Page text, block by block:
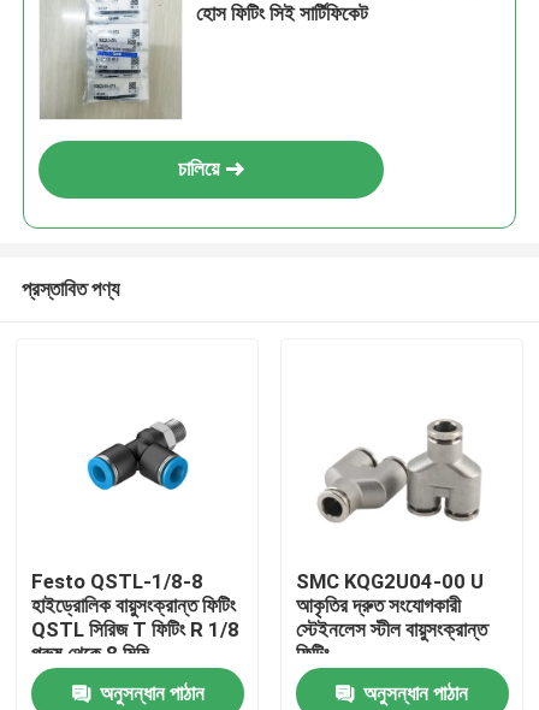
হোস ফিটিং সিই সার্টিফিকেট
চালিয়ে
প্রস্তাবিত পণ্য
Festo QSTL-1/8-8
হাইড্রোলিক বায়ুসংক্রান্ত ফিটিং
QSTL সিরিজ T ফিটিং R 1/8
পুরুষ থেকে 8 মিমি
অনুসন্ধান পাঠান
SMC KQG2U04-00 U
আকৃতির দ্রুত সংযোগকারী
স্টেইনলেস স্টীল বায়ুসংক্রান্ত
ফিটিং
অনুসন্ধান পাঠান